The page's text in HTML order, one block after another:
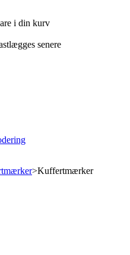
i din kurv
senere
>Kuffertmærker